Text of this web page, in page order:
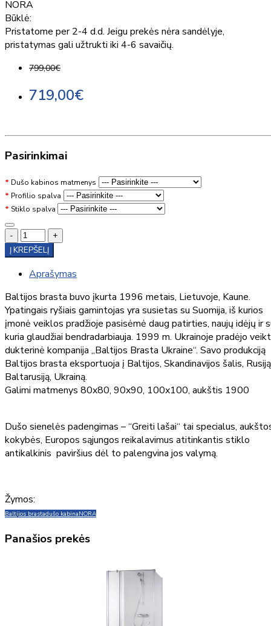
NORA
Būklė:
Pristatome per 2-4 d.d. Jeigu prekės nėra sandėlyje,
pristatymas gali užtrukti iki 4-6 savaičių.
799,00€
719,00€
Pasirinkimai
Dušo kabinos matmenys
Profilio spalva
Stiklo spalva
-
+
Į KREPŠELĮ
Aprašymas
Baltijos brasta buvo įkurta 1996 metais, Lietuvoje, Kaune.
Ypatingais ryšiais gamintojas yra susietas su Suomija, iš kurios
įmonė veiklos pradžioje pasisėmė daug patirties, naujų idėjų ir
kuria glaudžiai bendradarbiauja. 1999 m. Ukrainoje pradėjo
dukterinė kompanija „Baltijos Brasta Ukraine“. Savo produkciją
Baltijos brasta eksportuoja į Baltijos, Skandinavijos šalis,
Baltarusiją, Ukrainą.
Galimi matmenys 80x80, 90x90, 100x100, aukštis 1900
Dušo sienelės padengimas – “Greiti lašai“ tai specialus,
kokybės, Europos sąjungos reikalavimus atitinkantis stiklo
antikalkinis paviršius dėl to palengvina jos valymą.
Žymos:
Baltijos brastadušo kabinaNORA
Panašios prekės